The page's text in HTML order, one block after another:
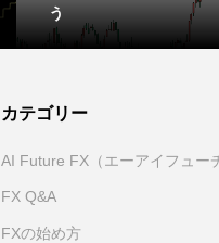
う
カテゴリー
AI Future FX（エーアイフュー
FX Q&A
FXの始め方